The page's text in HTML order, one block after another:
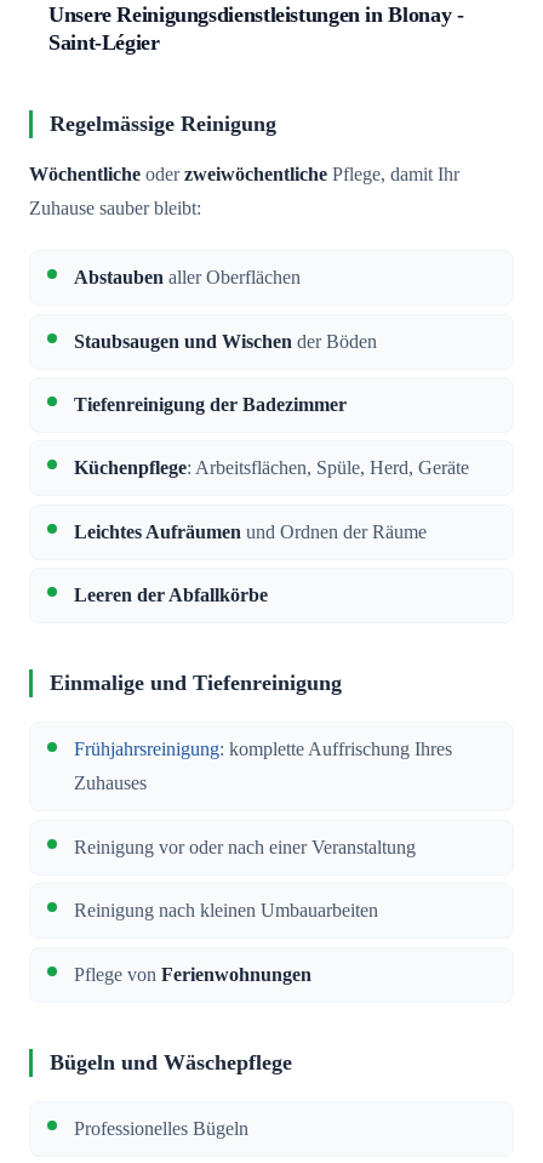
Unsere Reinigungsdienstleistungen in Blonay -
Saint-Légier
Regelmässige Reinigung
Wöchentliche oderzweiwöchentliche Pflege, damit Ihr
Zuhause sauber bleibt:
Abstauben aller Oberflächen
Staubsaugen und Wischen der Böden
Tiefenreinigung der Badezimmer
Küchenpflege: Arbeitsflächen, Spüle, Herd, Geräte
Leichtes Aufräumen und Ordnen der Räume
Leeren der Abfallkörbe
Einmalige und Tiefenreinigung
Frühjahrsreinigung: komplette Auffrischung Ihres
Zuhauses
Reinigung vor oder nach einer Veranstaltung
Reinigung nach kleinen Umbauarbeiten
Pflege von Ferienwohnungen
Bügeln und Wäschepflege
Professionelles Bügeln